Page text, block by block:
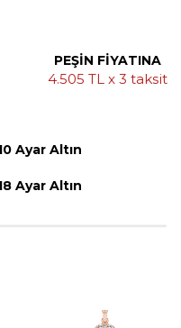
PEŞİN FİYATINA
4.505 TL x 3 taksit
Ayar Altın
Ayar Altın